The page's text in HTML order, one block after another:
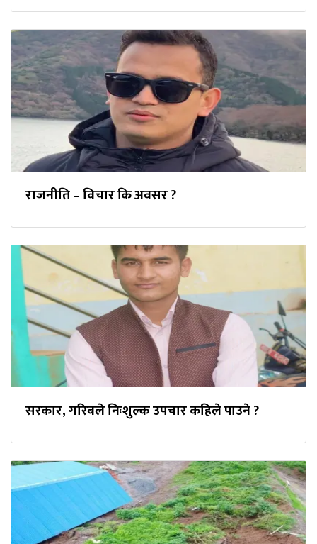
राजनीति – विचार कि अवसर ?
सरकार, गरिबले निःशुल्क उपचार कहिले पाउने ?